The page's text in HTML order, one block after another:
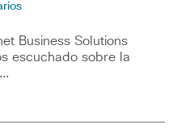
Business Solutions
escuchado sobre la